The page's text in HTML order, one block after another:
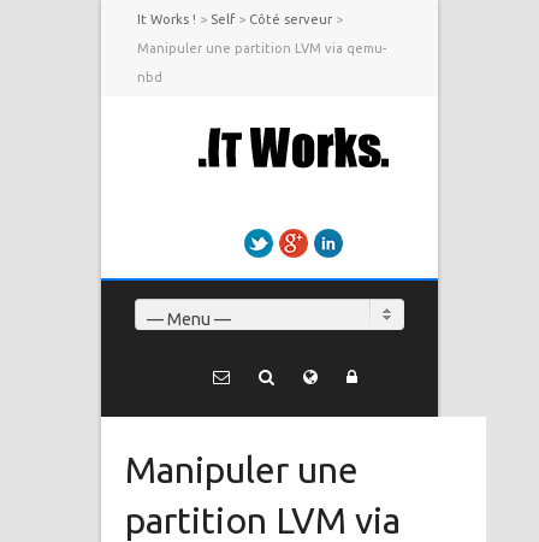
It Works ! > Self> Côté serveur >
Manipuler une partition LVM via qemu-
nbd
TwitterGoogle+
— Menu —
Manipuler une
partition LVM via